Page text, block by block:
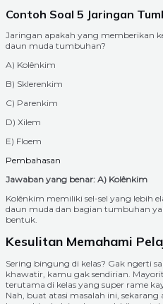
Contoh Soal 5 Jaringan
Jaringan apakah yang memberikan
daun muda tumbuhan?
A) Kolênkim
B) Sklerenkim
C) Parenkim
D) Xilem
E) Floem
Pembahasan
Jawaban yang benar: A) Kolênkim
Kolênkim memiliki sel-sel yang lebih
daun muda dan bagian tumbuhan
bentuk.
Kesulitan Memahami
Sering bingung di kelas? Gak ngerti
khawatir, kamu gak sendirian.
terutama di kelas yang super rame
Nah, buat atasi masalah ini, sekarang